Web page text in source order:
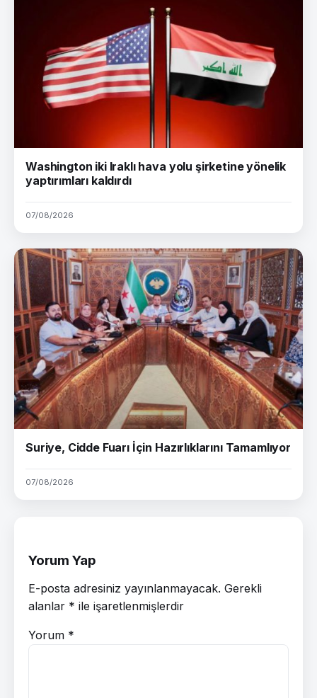
Washington iki Iraklı hava yolu şirketine yönelik
yaptırımları kaldırdı
07/08/2026
Suriye, Cidde Fuarı İçin Hazırlıklarını Tamamlıyor
07/08/2026
Yorum Yap
E-posta adresiniz yayınlanmayacak. Gerekli
alanlar * ile işaretlenmişlerdir
Yorum *